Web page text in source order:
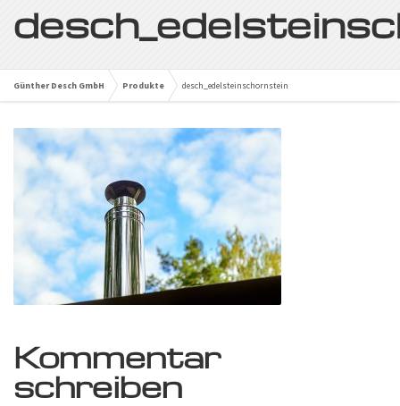
Günther Desch GmbH Produkte desch_edelsteinschornstein
Kommentar
schreiben